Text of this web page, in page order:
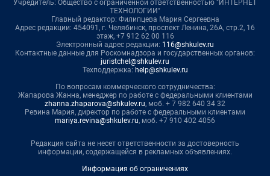
Учредитель: Общество с ограниченной ответственностью "ИНТЕРНЕТ
ТЕХНОЛОГИИ"
Главный редактор: Филипцева Мария Сергеевна
Адрес редакции: 454091, г. Челябинск, проспект Ленина, 26А, стр.2, 16
этаж, +7 912 62 00 116
Электронный адрес редакции: 116@shkulev.ru
Контактные данные для Роскомнадзора и государственных органов:
juristchel@shkulev.ru
Техподдержка: help@shkulev.ru
По вопросам коммерческого сотрудничества:
Жапарова Жанна, менеджер по работе с федеральными клиентами
zhanna.zhaparova@shkulev.ru, моб. + 7 982 640 34 32
Ревина Мария, директор по работе с федеральными клиентами
mariya.revina@shkulev.ru, моб. +7 910 402 4056
Редакция сайта не несет ответственности за достоверность
информации, содержащейся в рекламных объявлениях.
Информация об ограничениях